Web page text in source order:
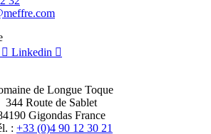
leirbag
Linkedin
de Longue Toque
344 Route de Sablet
Gigondas France
: +33 (0)4 90 12 30 21